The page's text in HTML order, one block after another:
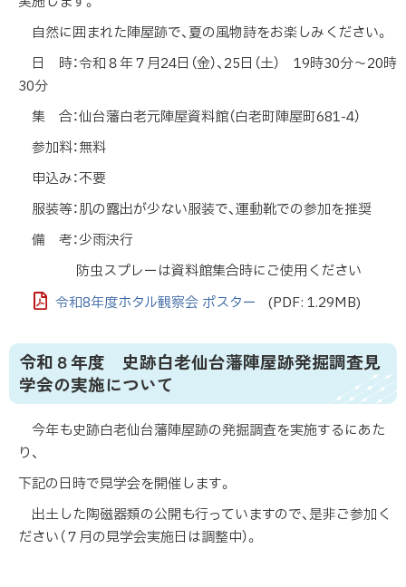
自然に囲まれた陣屋跡で、夏の風物詩をお楽しみください。
日 時：令和８年７月24日（金）、25日（土） 19時30分～20時
30分
集 合：仙台藩白老元陣屋資料館（白老町陣屋町681-4）
参加料：無料
申込み：不要
服装等：肌の露出が少ない服装で、運動靴での参加を推奨
備 考：少雨決行
防虫スプレーは資料館集合時にご使用ください
令和8年度ホタル観察会 ポスター
(PDF: 1.29MB)
令和８年度 史跡白老仙台藩陣屋跡発掘調査見
学会の実施について
今年も史跡白老仙台藩陣屋跡の発掘調査を実施するにあた
り、
下記の日時で見学会を開催します。
出土した陶磁器類の公開も行っていますので、是非ご参加く
ださい（７月の見学会実施日は調整中）。